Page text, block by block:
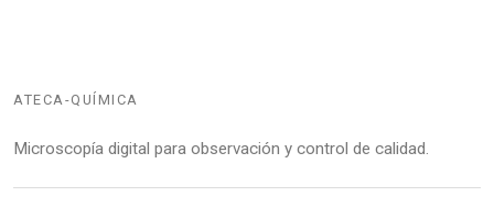
ATECA-QUÍMICA
Microscopía digital para observación y control de calidad.